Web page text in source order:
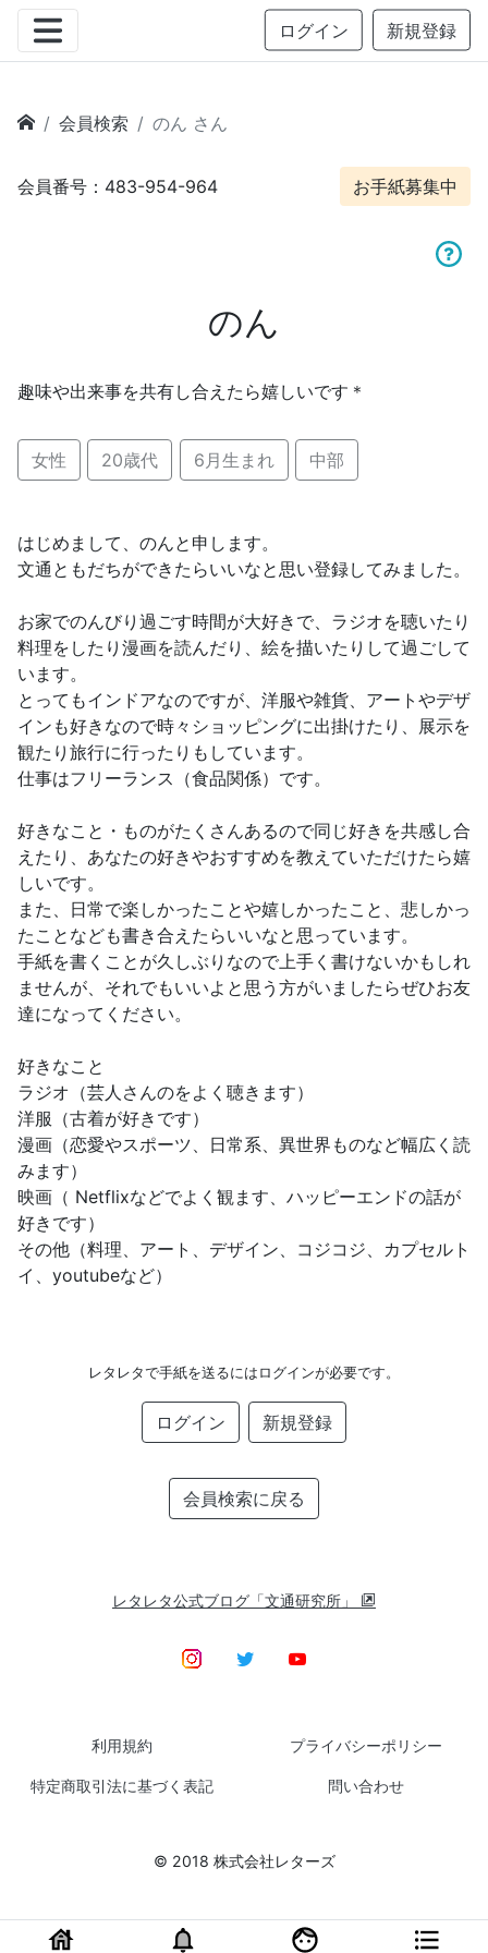
ログイン 新規登録
会員検索 のん さん
会員番号：483-954-964 お手紙募集中
のん
趣味や出来事を共有し合えたら嬉しいです＊
女性 20歳代 6月生まれ 中部
はじめまして、のんと申します。
文通ともだちができたらいいなと思い登録してみました。
お家でのんびり過ごす時間が大好きで、ラジオを聴いたり
料理をしたり漫画を読んだり、絵を描いたりして過ごして
います。
とってもインドアなのですが、洋服や雑貨、アートやデザ
インも好きなので時々ショッピングに出掛けたり、展示を
観たり旅行に行ったりもしています。
仕事はフリーランス（食品関係）です。
好きなこと・ものがたくさんあるので同じ好きを共感し合
えたり、あなたの好きやおすすめを教えていただけたら嬉
しいです。
また、日常で楽しかったことや嬉しかったこと、悲しかっ
たことなども書き合えたらいいなと思っています。
手紙を書くことが久しぶりなので上手く書けないかもしれ
ませんが、それでもいいよと思う方がいましたらぜひお友
達になってください。
好きなこと
ラジオ（芸人さんのをよく聴きます）
洋服（古着が好きです）
漫画（恋愛やスポーツ、日常系、異世界ものなど幅広く読
みます）
映画（ Netflixなどでよく観ます、ハッピーエンドの話が
好きです）
その他（料理、アート、デザイン、コジコジ、カプセルト
イ、youtubeなど）
レタレタで手紙を送るにはログインが必要です。
ログイン 新規登録
会員検索に戻る
レタレタ公式ブログ「文通研究所」
利用規約 プライバシーポリシー
特定商取引法に基づく表記 問い合わせ
© 2018 株式会社レターズ